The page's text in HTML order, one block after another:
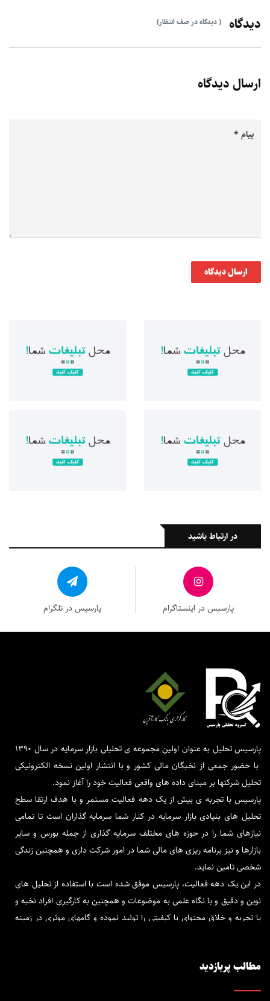
دیدگاه ( دیدگاه در صف انتظار)
ارسال دیدگاه
ارسال دیدگاه
در ارتباط باشید
پارسیس در اینستاگرام پارسیس در تلگرام
پارسیس تحلیل به عنوان اولین مجموعه ی تحلیلی بازار سرمایه در سال 1390
با حضور جمعی از نخبگان مالی کشور و با انتشار اولین نسخه الکترونیکی
تحلیل شرکتها بر مبنای داده های واقعی فعالیت خود را آغاز نمود.
پارسیس با تجربه ی بیش از یک دهه فعالیت مستمر و با هدف ارتقا سطح
تحلیل های بنیادی بازار سرمایه در کنار شما سرمایه گذاران است تا تمامی
نیازهای شما را در حوزه های مختلف سرمایه گذاری از جمله بورس و سایر
بازارها و نیز برنامه ریزی های مالی شما در امور شرکت داری و همچنین زندگی
شخصی تامین نماید.
در این یک دهه فعالیت، پارسیس موفق شده است با استفاده از تحلیل های
نوین و دقیق و با نگاه علمی به موضوعات و همچنین به کارگیری افراد نخبه و
با تجربه و خلاق محتوای با کیفیتی را تولید نموده و گامهای موثری در زمینه
کمترین زمان در اختیار شما قرار دهد و در جهت پیشرفت مالی و بازدهی
مطالب پربازدید